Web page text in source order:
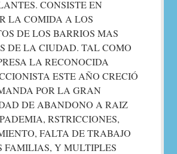
CONSISTE EN
LA COMIDA A LOS
DE LOS BARRIOS MAS
DE LA CIUDAD. TAL COMO
LA RECONOCIDA
ESTE AÑO CRECIÓ
POR LA GRAN
DE ABANDONO A RAIZ
RSTRICCIONES,
FALTA DE TRABAJO
FAMILIAS, Y MULTIPLES